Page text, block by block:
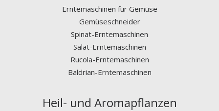
Erntemaschinen für Gemüse
Gemüseschneider
Spinat-Erntemaschinen
Salat-Erntemaschinen
Rucola-Erntemaschinen
Baldrian-Erntemaschinen
Heil- und Aromapflanzen